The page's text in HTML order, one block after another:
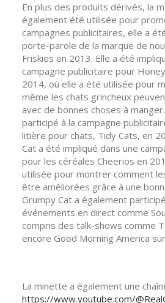
En plus des produits dérivés, la
également été utilisée pour
campagnes publicitaires, elle a
porte-parole de la marque de
Friskies en 2013. Elle a été
campagne publicitaire pour
2014, où elle a été utilisée pour
même les chats grincheux
avec de bonnes choses à
participé à la campagne
litière pour chats, Tidy Cats, en
Cat a été impliqué dans une
pour les céréales Cheerios en
utilisée pour montrer comment
être améliorées grâce à une
Grumpy Cat a également
événements en direct comme
compris des talk-shows comme
encore Good Morning America
La minette a également une
https://www.youtube.com/